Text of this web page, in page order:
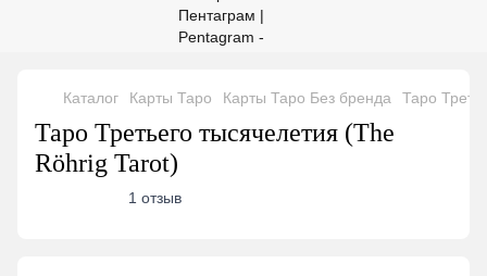
Каталог Карты Таро Карты Таро Без бренда Таро
Таро Третьего тысячелетия (The
Röhrig Tarot)
1 отзыв